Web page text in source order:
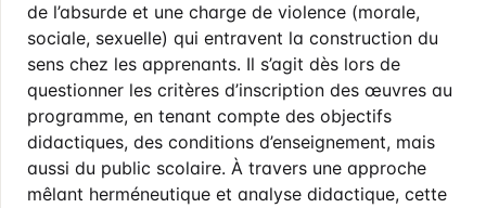
de l’absurde et une charge de violence (morale,
sociale, sexuelle) qui entravent la construction du
sens chez les apprenants. Il s’agit dès lors de
questionner les critères d’inscription des œuvres au
programme, en tenant compte des objectifs
didactiques, des conditions d’enseignement, mais
aussi du public scolaire. À travers une approche
mêlant herméneutique et analyse didactique, cette